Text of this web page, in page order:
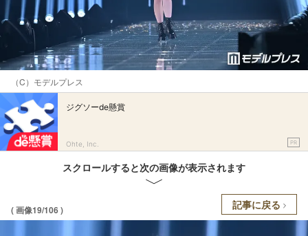
（C）モデルプレス
ジグソーde懸賞
Ohte, Inc. PR
スクロールすると次の画像が表示されます
( 画像19/106 ) 記事に戻る